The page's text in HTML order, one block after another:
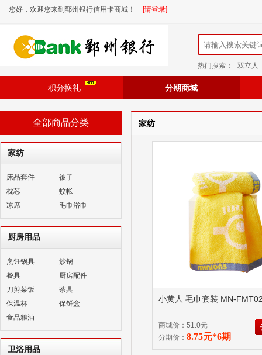
您好，欢迎您来到鄞州银行信用卡商城！ [请登录]
热门搜索： 双立人
积分换礼 分期商城
全部商品分类
家纺
床品套件
被子
枕芯
蚊帐
凉席
毛巾浴巾
厨房用品
烹饪锅具
炒锅
餐具
厨房配件
刀剪菜饭
茶具
保温杯
保鲜盒
食品粮油
卫浴用品
家纺
小黄人 毛巾套装 MN-
商城价：51.0元
分期价： 8.75元*6期